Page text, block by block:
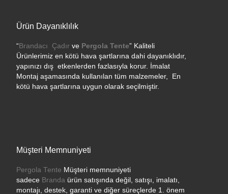
Ürün Dayanıklılık
“ Brandacı Çadırve Pergola Tente” Kaliteli
Ürünlerimiz en kötü hava şartlarına dahi dayanıklıdır,
yapınızı dış etkenlerden fazlasıyla korur. İmalat
Montaj aşamasında kullanılan tüm malzemeler, En
kötü hava şartlarına uygun olarak seçilmiştir.
Müşteri Memnuniyeti
Pergola Tente Müşteri memnuniyeti
sadece Brandaürün satışında değil, satışı, imalatı,
montajı, destek, garanti ve diğer süreçlerde 1. önem